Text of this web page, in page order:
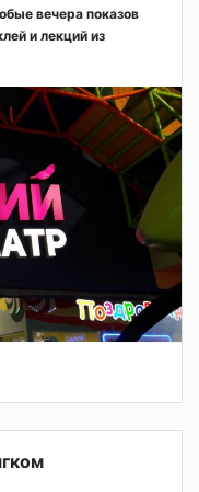
вечера показов
и лекций из